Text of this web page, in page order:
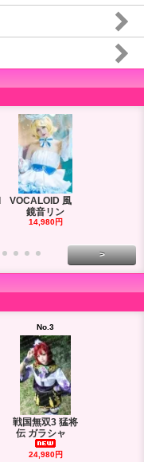
VOCALOID 風
鏡音リン
14,980円
>
No.3
戦国無双3 猛将
伝 ガラシャ
24,980円